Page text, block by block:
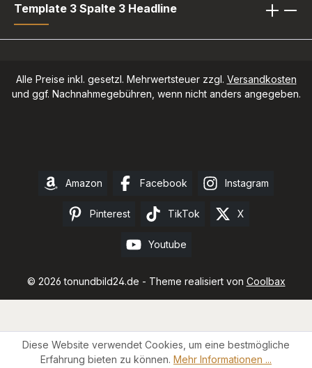
Template 3 Spalte 3 Headline
Alle Preise inkl. gesetzl. Mehrwertsteuer zzgl. Versandkosten
und ggf. Nachnahmegebühren, wenn nicht anders angegeben.
Amazon Facebook Instagram
Pinterest TikTok X
Youtube
© 2026 tonundbild24.de - Theme realisiert von Coolbax
Diese Website verwendet Cookies, um eine bestmögliche
Erfahrung bieten zu können. Mehr Informationen ...